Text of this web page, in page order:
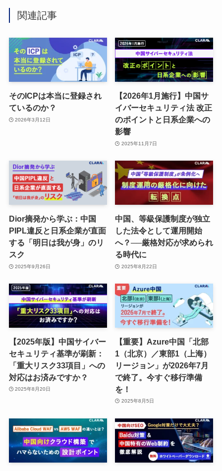
関連記事
そのICPは本当に登録され
ているのか？
2026年3月12日
【2026年1月施行】中国サ
イバーセキュリティ法 改正
のポイントと日系企業への
影響
2025年11月7日
Dior摘発から学ぶ：中国
PIPL違反と日系企業が直面
する「明日は我が身」のリ
スク
2025年9月26日
中国、等級保護制度が独立
した法令として運用開始
へ？──厳格対応が求められ
る時代に
2025年8月22日
【2025年版】中国サイバー
セキュリティ基準が刷新：
「重大リスク33項目」への
対応はお済みですか？
2025年8月20日
【重要】Azure中国「北部
1（北京）／東部1（上海）
リージョン」が2026年7月
で終了。今すぐ移行準備
を！
2025年8月5日